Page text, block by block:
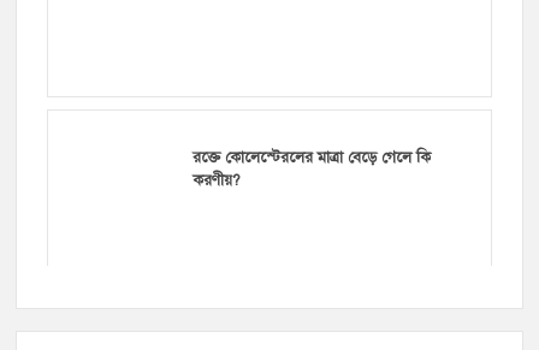
রক্তে কোলেস্টেরলের মাত্রা বেড়ে গেলে কি
করণীয়?